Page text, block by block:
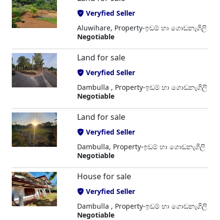
Veryfied Seller
Aluwihare, Property-ඉඩම් හා ගොඩනැගිලි
Negotiable
Land for sale
Veryfied Seller
Dambulla , Property-ඉඩම් හා ගොඩනැගිලි
Negotiable
Land for sale
Veryfied Seller
Dambulla, Property-ඉඩම් හා ගොඩනැගිලි
Negotiable
House for sale
Veryfied Seller
Dambulla , Property-ඉඩම් හා ගොඩනැගිලි
Negotiable